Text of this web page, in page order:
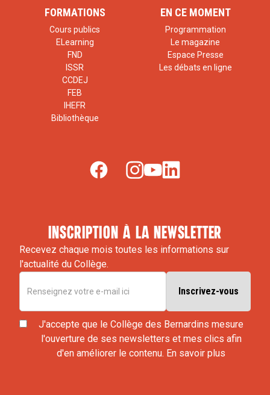
FORMATIONS
Cours publics
ELearning
FND
ISSR
CCDEJ
FEB
IHEFR
Bibliothèque
EN CE MOMENT
Programmation
Le magazine
Espace Presse
Les débats en ligne
inscription à la newsletter
Recevez chaque mois toutes les informations sur
l'actualité du Collège.
J'accepte que le Collège des Bernardins mesure
l'ouverture de ses newsletters et mes clics afin
d'en améliorer le contenu. En savoir plus